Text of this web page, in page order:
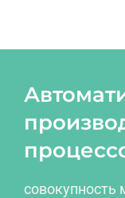
совокупность